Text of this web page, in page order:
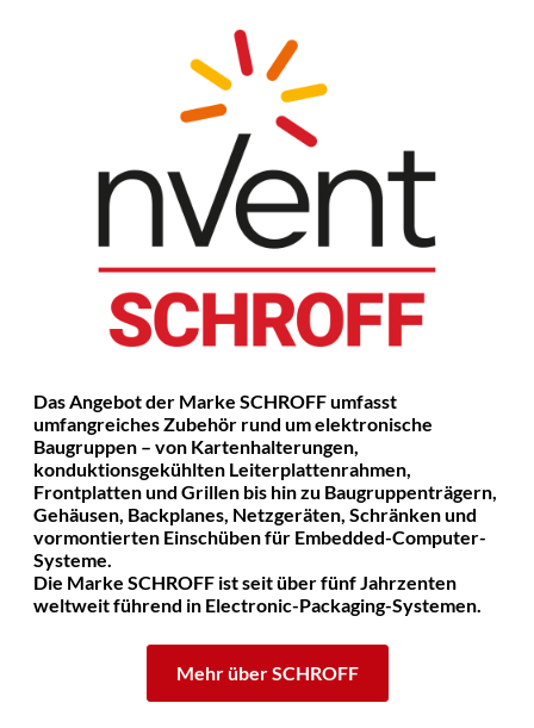
Das Angebot der Marke SCHROFF umfasst
umfangreiches Zubehör rund um elektronische
Baugruppen – von Kartenhalterungen,
konduktionsgekühlten Leiterplattenrahmen,
Frontplatten und Grillen bis hin zu Baugruppenträgern,
Gehäusen, Backplanes, Netzgeräten, Schränken und
vormontierten Einschüben für Embedded-Computer-
Systeme.
Die Marke SCHROFF ist seit über fünf Jahrzenten
weltweit führend in Electronic-Packaging-Systemen.
Mehr über SCHROFF